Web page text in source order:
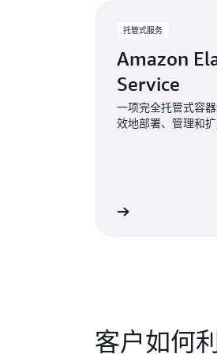
托管式服务
Amazon
Service
一项完全托管式容
效地部署、管理和
客户如何